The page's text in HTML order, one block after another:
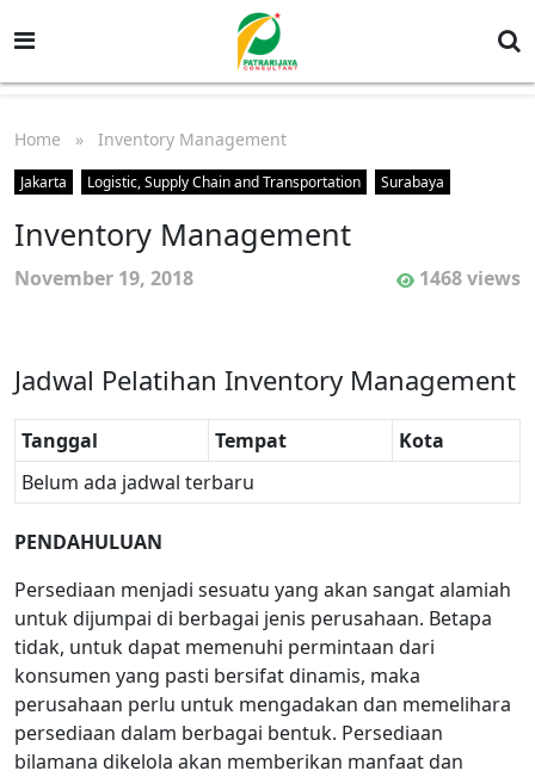
Home » Inventory Management
Jakarta Logistic, Supply Chain and Transportation Surabaya
Inventory Management
November 19, 2018 1468 views
Jadwal Pelatihan Inventory Management
Tanggal Tempat
Kota
Belum ada jadwal terbaru
PENDAHULUAN
Persediaan menjadi sesuatu yang akan sangat alamiah
untuk dijumpai di berbagai jenis perusahaan. Betapa
tidak, untuk dapat memenuhi permintaan dari
konsumen yang pasti bersifat dinamis, maka
perusahaan perlu untuk mengadakan dan memelihara
persediaan dalam berbagai bentuk. Persediaan
bilamana dikelola akan memberikan manfaat dan